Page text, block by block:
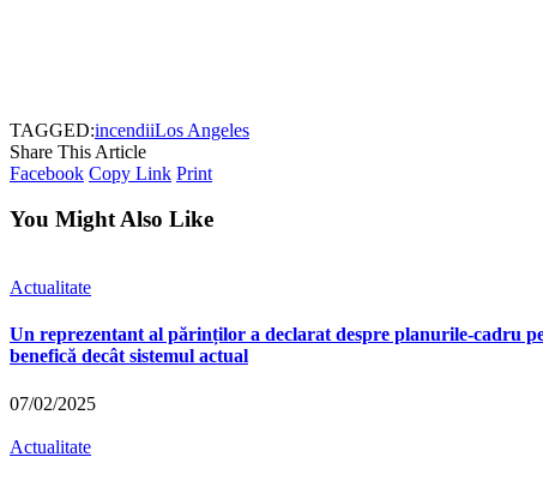
TAGGED:incendiiLos Angeles
Share This Article
Facebook Copy Link Print
You Might Also Like
Actualitate
Un reprezentant al părinților a declarat despre planurile-cadru
benefică decât sistemul actual
07/02/2025
Actualitate